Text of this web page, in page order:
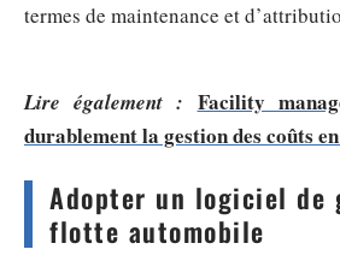
termes de maintenance et
Lire également : Facility
durablement la gestion des coûts
Adopter un logiciel de
flotte automobile